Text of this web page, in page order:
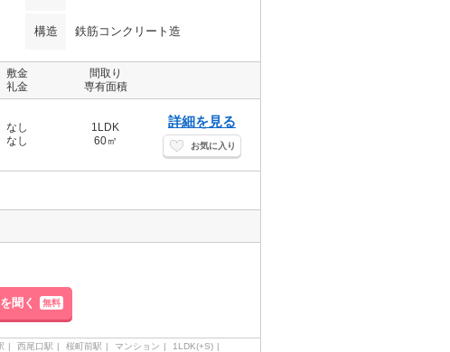
構造 鉄筋コンクリート造
敷金
礼金
間取り
専有面積
なし
なし
1LDK
60㎡
詳細を見る
お気に入り
聞く 無料
西尾口駅 桜町前駅 マンション
1LDK(+S)